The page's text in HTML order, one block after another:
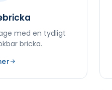
med en tydligt
bricka.